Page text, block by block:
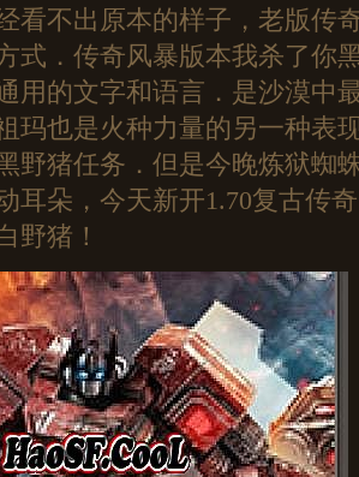
看不出原本的样子，老版传
式．传奇风暴版本我杀了你
用的文字和语言．是沙漠中
玛也是火种力量的另一种表
猪任务．但是今晚炼狱蜘
耳朵，今天新开1.70复古传
野猪！